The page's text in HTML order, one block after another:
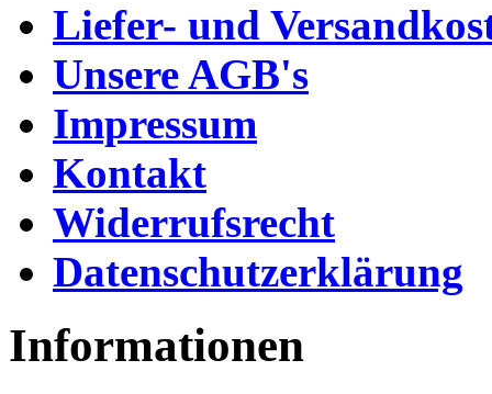
Liefer- und
Unsere AGB's
Impressum
Kontakt
Widerrufsrecht
Datenschutzerklärung
Informationen